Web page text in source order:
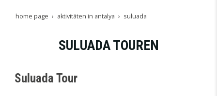
home page aktivitäten in antalya suluada
SULUADA TOUREN
Suluada Tour